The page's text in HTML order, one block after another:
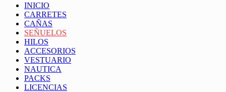
INICIO
CARRETES
CAÑAS
SEÑUELOS
HILOS
ACCESORIOS
VESTUARIO
NAUTICA
PACKS
LICENCIAS